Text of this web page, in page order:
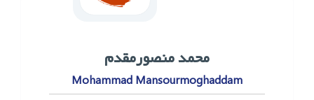
محمد ‌منصورمقدم
Mohammad Mansourmoghaddam